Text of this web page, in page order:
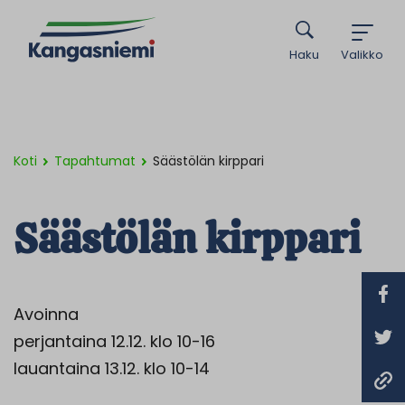
Valikko
Haku
Koti Tapahtumat Säästölän kirppari
Säästölän kirppari
Avoinna
perjantaina 12.12. klo 10-16
lauantaina 13.12. klo 10-14